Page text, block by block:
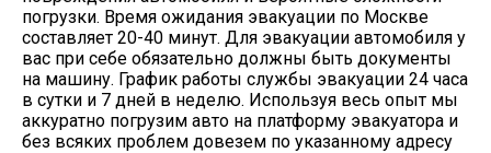
погрузки. Время ожидания эвакуации по Москве
составляет 20-40 минут. Для эвакуации автомобиля у
вас при себе обязательно должны быть документы
на машину. График работы службы эвакуации 24 часа
в сутки и 7 дней в неделю. Используя весь опыт мы
аккуратно погрузим авто на платформу эвакуатора и
без всяких проблем довезем по указанному адресу